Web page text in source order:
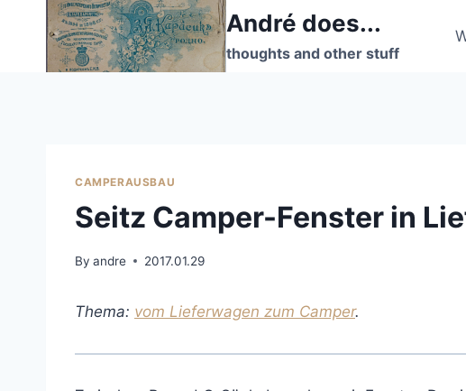
André does...
thoughts and other stuff
CAMPERAUSBAU
Seitz Camper-Fenster in
By andre 2017.01.29
Thema: vom Lieferwagen zum Camper.